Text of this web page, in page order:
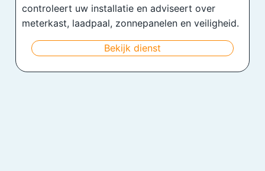
controleert uw installatie en adviseert over
meterkast, laadpaal, zonnepanelen en veiligheid.
Bekijk dienst